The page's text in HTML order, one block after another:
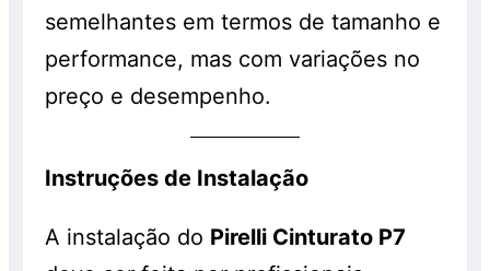
semelhantes em termos de tamanho e
performance, mas com variações no
preço e desempenho.
Instruções de Instalação
A instalação do Pirelli Cinturato P7